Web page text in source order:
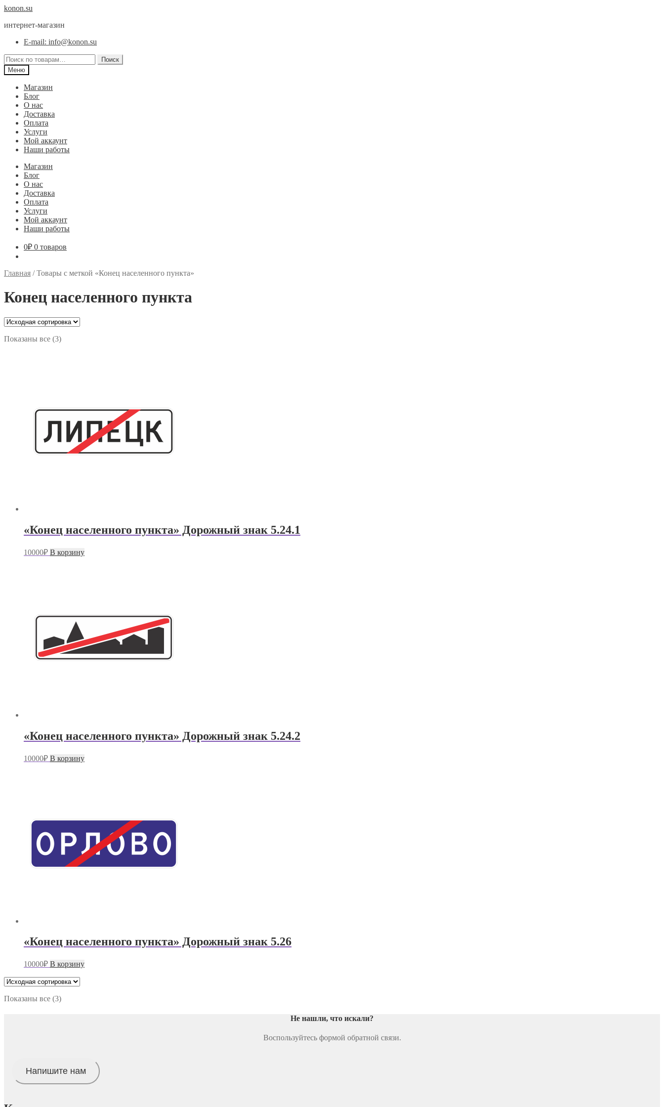
Перейти
навигации
Перейти
содержимому
konon.su
интернет-магазин
E-mail: info@konon.su
Искать:
Поиск
Меню
Магазин
Блог
О нас
Доставка
Оплата
Услуги
Мой аккаунт
Наши работы
Магазин
Блог
О нас
Доставка
Оплата
Услуги
Мой аккаунт
Наши работы
0₽ 0 товаров
Главная /Товары с меткой «Конец населенного пункта»
Конец населенного пункта
Показаны все (3)
«Конец населенного пункта» Дорожный знак 5.24.1
10000₽ В корзину
«Конец населенного пункта» Дорожный знак 5.24.2
10000₽ В корзину
«Конец населенного пункта» Дорожный знак 5.26
10000₽ В корзину
Показаны все (3)
Не нашли, что искали?
Воспользуйтесь формой обратной связи.
Напишите нам